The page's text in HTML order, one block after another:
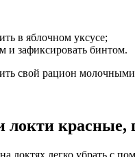
в яблочном уксусе;
и зафиксировать бинтом.
свой рацион
локти